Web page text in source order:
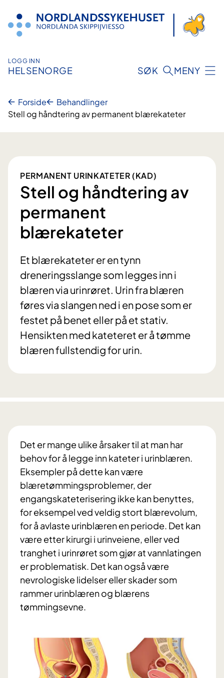
innhold
LOGG INN
HELSENORGE SØK MENY
Forside
Behandlinger
Stell og håndtering av permanent blærekateter
PERMANENT URINKATETER (KAD)
Stell og håndtering av
permanent
blærekateter
Et blærekateter er en tynn
dreneringsslange som legges inn i
blæren via urinrøret. Urin fra blæren
føres via slangen ned i en pose som er
festet på benet eller på et stativ.
Hensikten med kateteret er å tømme
blæren fullstendig for urin.
Det er mange ulike årsaker til at man har
behov for å legge inn kateter i urinblæren.
Eksempler på dette kan være
blæretømmingsproblemer, der
engangskateterisering ikke kan benyttes,
for eksempel ved veldig stort blærevolum,
for å avlaste urinblæren en periode. Det kan
være etter kirurgi i urinveiene, eller ved
tranghet i urinrøret som gjør at vannlatingen
er problematisk. Det kan også være
nevrologiske lidelser eller skader som
rammer urinblæren og blærens
tømmingsevne.